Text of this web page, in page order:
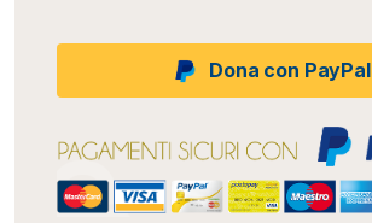
Dona con PayPal